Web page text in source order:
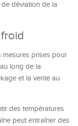
déviation de la
mesures prises pour
long de la
et la vente au
des températures
peut entraîner des